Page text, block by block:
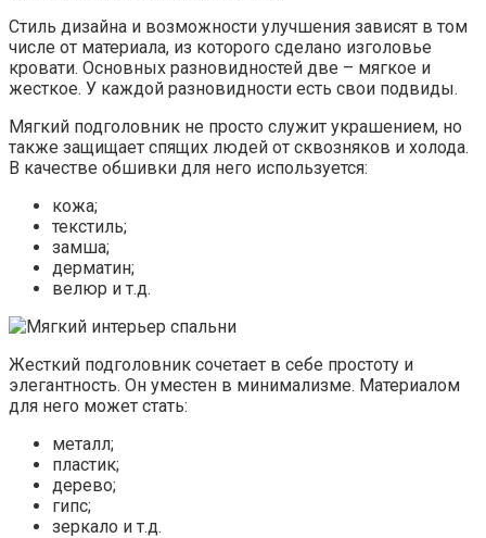
Стиль дизайна и возможности улучшения зависят в том
числе от материала, из которого сделано изголовье
кровати. Основных разновидностей две – мягкое и
жесткое. У каждой разновидности есть свои подвиды.
Мягкий подголовник не просто служит украшением, но
также защищает спящих людей от сквозняков и холода.
В качестве обшивки для него используется:
кожа;
текстиль;
замша;
дерматин;
велюр и т.д.
Жесткий подголовник сочетает в себе простоту и
элегантность. Он уместен в минимализме. Материалом
для него может стать:
металл;
пластик;
дерево;
гипс;
зеркало и т.д.